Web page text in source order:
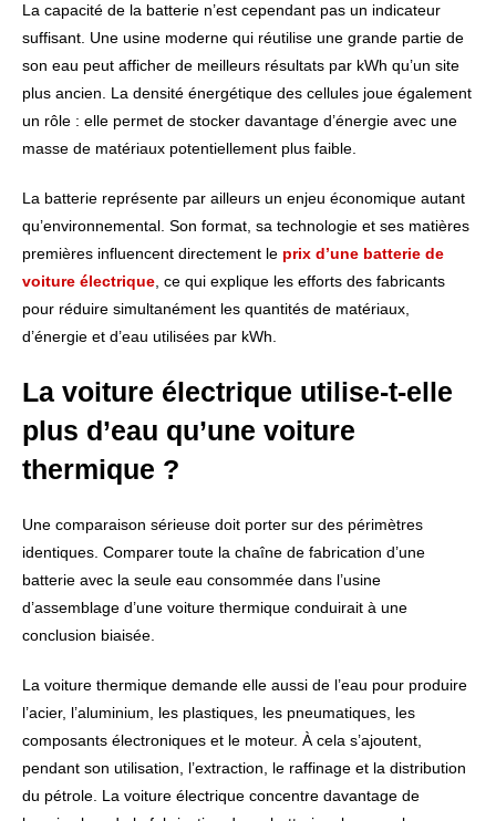
La capacité de la batterie n’est cependant pas un indicateur
suffisant. Une usine moderne qui réutilise une grande partie de
son eau peut afficher de meilleurs résultats par kWh qu’un site
plus ancien. La densité énergétique des cellules joue également
un rôle : elle permet de stocker davantage d’énergie avec une
masse de matériaux potentiellement plus faible.
La batterie représente par ailleurs un enjeu économique autant
qu’environnemental. Son format, sa technologie et ses matières
premières influencent directement le prix d’une batterie de
voiture électrique , ce qui explique les efforts des fabricants
pour réduire simultanément les quantités de matériaux,
d’énergie et d’eau utilisées par kWh.
La voiture électrique utilise-t-elle
plus d’eau qu’une voiture
thermique ?
Une comparaison sérieuse doit porter sur des périmètres
identiques. Comparer toute la chaîne de fabrication d’une
batterie avec la seule eau consommée dans l’usine
d’assemblage d’une voiture thermique conduirait à une
conclusion biaisée.
La voiture thermique demande elle aussi de l’eau pour produire
l’acier, l’aluminium, les plastiques, les pneumatiques, les
composants électroniques et le moteur. À cela s’ajoutent,
pendant son utilisation, l’extraction, le raffinage et la distribution
du pétrole. La voiture électrique concentre davantage de